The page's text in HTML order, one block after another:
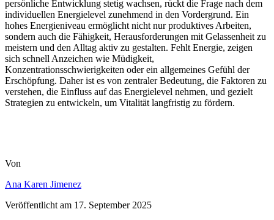
persönliche Entwicklung stetig wachsen, rückt die Frage nach dem
individuellen Energielevel zunehmend in den Vordergrund. Ein
hohes Energieniveau ermöglicht nicht nur produktives Arbeiten,
sondern auch die Fähigkeit, Herausforderungen mit Gelassenheit zu
meistern und den Alltag aktiv zu gestalten. Fehlt Energie, zeigen
sich schnell Anzeichen wie Müdigkeit,
Konzentrationsschwierigkeiten oder ein allgemeines Gefühl der
Erschöpfung. Daher ist es von zentraler Bedeutung, die Faktoren zu
verstehen, die Einfluss auf das Energielevel nehmen, und gezielt
Strategien zu entwickeln, um Vitalität langfristig zu fördern.
Von
Ana Karen Jimenez
Veröffentlicht am 17. September 2025